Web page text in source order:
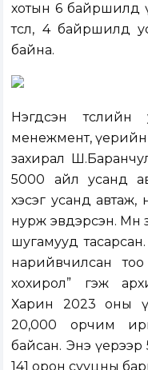
хотын 6 байршилд
төсөл, 4 байршилд
байна.
Нэгдсэн
менежмент, үерийн
захирал
5000 айл усанд
хэсэг усанд
нурж эвдэрсэн. Мөн
шугамууд
нарийвчилсан
хохирол” гэж
Харин 2023 оны
20,000 орчим
байсан. Энэ үерээр
141 орон сууцны